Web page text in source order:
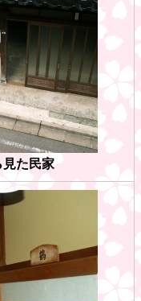
見た民家